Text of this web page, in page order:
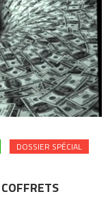
DOSSIER SPÉCIAL